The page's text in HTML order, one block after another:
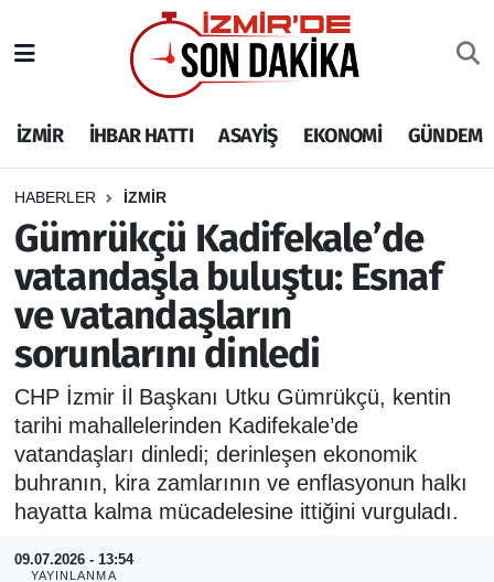
İZMİR İHBAR HATTI ASAYİŞ EKONOMİ GÜNDEM
HABERLER İZMİR
Gümrükçü Kadifekale’de
vatandaşla buluştu: Esnaf
ve vatandaşların
sorunlarını dinledi
CHP İzmir İl Başkanı Utku Gümrükçü, kentin
tarihi mahallelerinden Kadifekale’de
vatandaşları dinledi; derinleşen ekonomik
buhranın, kira zamlarının ve enflasyonun halkı
hayatta kalma mücadelesine ittiğini vurguladı.
09.07.2026 - 13:54
YAYINLANMA
İHBAR HATTI
DEPREM
GENEL
EKONOMİ
SİYASET
SPOR
ASAYİŞ
İzmir Nöbetçi Eczaneler
İzmir Hava Durumu
İzmir Namaz Vakitleri
İzmir Trafik Yoğunluk Haritası
Puan Durumu ve Fikstür
Tüm Manşetler
Son Dakika Haberleri
Haber Arşivi